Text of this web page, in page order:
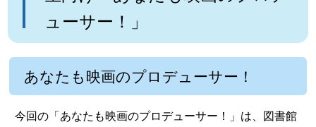
ューサー！」
あなたも映画のプロデューサー！
今回の「あなたも映画のプロデューサー！」は、図書館